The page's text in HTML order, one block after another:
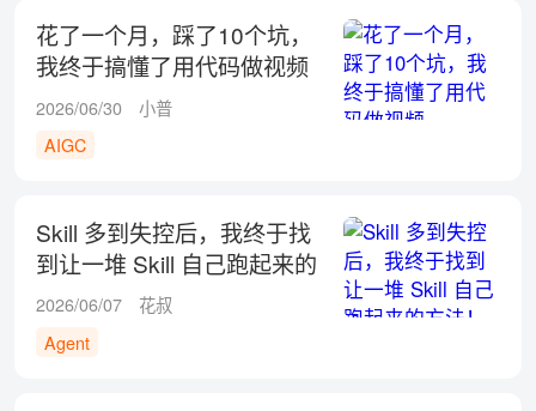
花了一个月，踩了10个坑，
我终于搞懂了用代码做视频
2026/06/30
小普
AIGC
Skill 多到失控后，我终于找
到让一堆 Skill 自己跑起来的
方法！
2026/06/07
花叔
Agent